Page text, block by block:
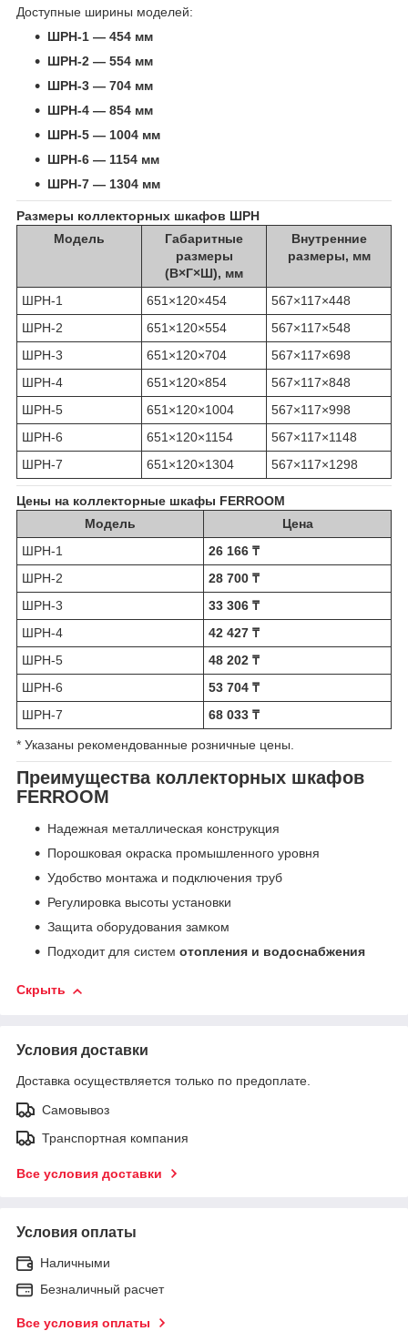
Доступные ширины моделей:
ШРН-1 — 454 мм
ШРН-2 — 554 мм
ШРН-3 — 704 мм
ШРН-4 — 854 мм
ШРН-5 — 1004 мм
ШРН-6 — 1154 мм
ШРН-7 — 1304 мм
Размеры коллекторных шкафов ШРН
Модель
Габаритные
размеры
(В×Г×Ш), мм
Внутренние
размеры, мм
ШРН-1 651×120×454
567×117×448
ШРН-2
651×120×554
567×117×548
ШРН-3
651×120×704
567×117×698
ШРН-4
651×120×854
567×117×848
ШРН-5
651×120×1004
567×117×998
ШРН-6
651×120×1154
567×117×1148
ШРН-7
651×120×1304 567×117×1298
Цены на коллекторные шкафы FERROOM
Модель
Цена
ШРН-1
26 166 ₸
ШРН-2
28 700 ₸
ШРН-3
33 306 ₸
ШРН-4
42 427 ₸
ШРН-5
48 202 ₸
ШРН-6
53 704 ₸
ШРН-7
68 033 ₸
* Указаны рекомендованные розничные цены.
Преимущества коллекторных шкафов
FERROOM
Надежная металлическая конструкция
Порошковая окраска промышленного уровня
Удобство монтажа и подключения труб
Регулировка высоты установки
Защита оборудования замком
Подходит для систем отопления и водоснабжения
Скрыть
Условия доставки
Доставка осуществляется только по предоплате.
Самовывоз
Транспортная компания
Все условия доставки
Условия оплаты
Наличными
Безналичный расчет
Все условия оплаты